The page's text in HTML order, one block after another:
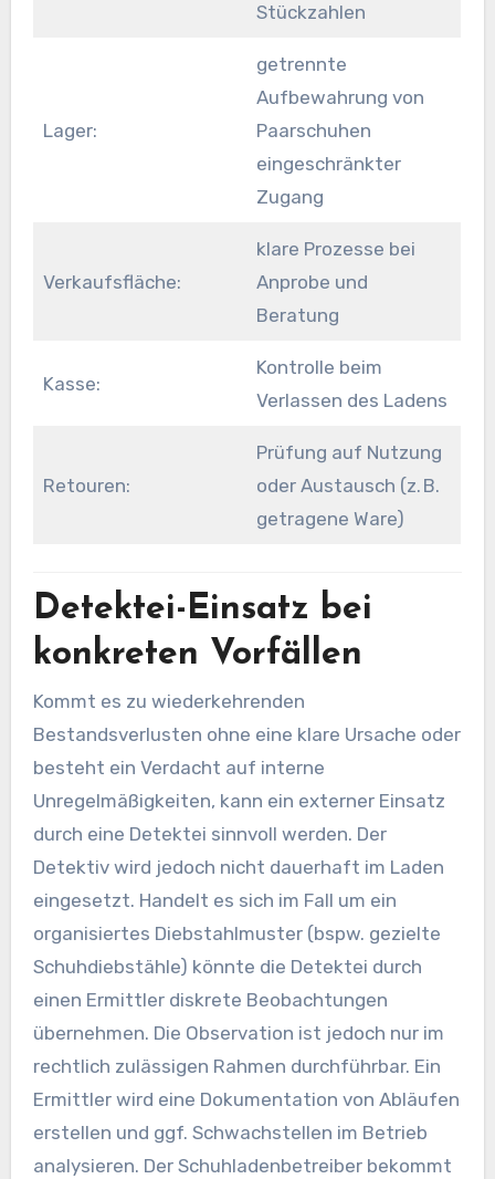
Stückzahlen
Lager:
getrennte
Aufbewahrung von
Paarschuhen
eingeschränkter
Zugang
Verkaufsfläche:
klare Prozesse bei
Anprobe und
Beratung
Kasse:
Kontrolle beim
Verlassen des Ladens
Retouren:
Prüfung auf Nutzung
oder Austausch (z. B.
getragene Ware)
Detektei-Einsatz bei
konkreten Vorfällen
Kommt es zu wiederkehrenden
Bestandsverlusten ohne eine klare Ursache oder
besteht ein Verdacht auf interne
Unregelmäßigkeiten, kann ein externer Einsatz
durch eine Detektei sinnvoll werden. Der
Detektiv wird jedoch nicht dauerhaft im Laden
eingesetzt. Handelt es sich im Fall um ein
organisiertes Diebstahlmuster (bspw. gezielte
Schuhdiebstähle) könnte die Detektei durch
einen Ermittler diskrete Beobachtungen
übernehmen. Die Observation ist jedoch nur im
rechtlich zulässigen Rahmen durchführbar. Ein
Ermittler wird eine Dokumentation von Abläufen
erstellen und ggf. Schwachstellen im Betrieb
analysieren. Der Schuhladenbetreiber bekommt